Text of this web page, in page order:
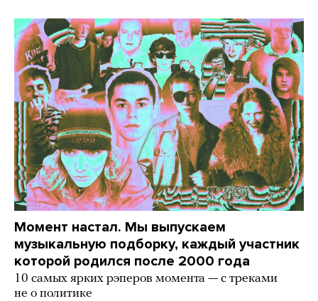
Момент настал. Мы выпускаем
музыкальную подборку, каждый участник
которой родился после 2000 года
10 самых ярких рэперов момента — с треками
не о политике